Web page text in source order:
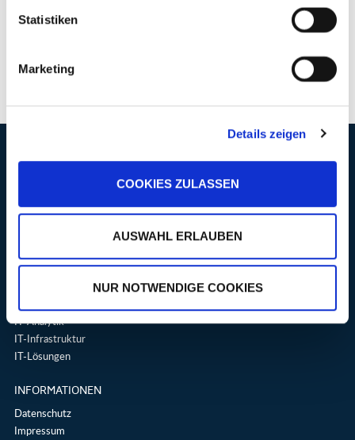
Statistiken
Marketing
Details zeigen
COOKIES ZULASSEN
AUSWAHL ERLAUBEN
NUR NOTWENDIGE COOKIES
Ettlinger Str. 11
UNSERE LEISTUNGEN
IT-Analytik
IT-Infrastruktur
IT-Lösungen
INFORMATIONEN
Datenschutz
Impressum